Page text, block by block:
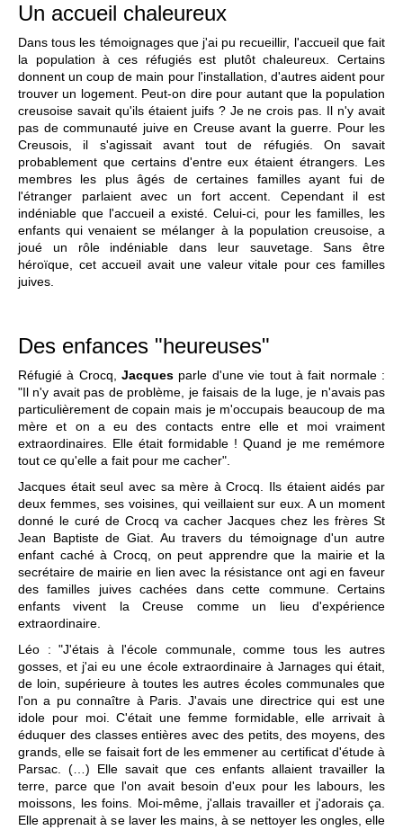
Un accueil chaleureux
Dans tous les témoignages que j'ai pu recueillir, l'accueil que fait
la population à ces réfugiés est plutôt chaleureux. Certains
donnent un coup de main pour l'installation, d'autres aident pour
trouver un logement. Peut-on dire pour autant que la population
creusoise savait qu'ils étaient juifs ? Je ne crois pas. Il n'y avait
pas de communauté juive en Creuse avant la guerre. Pour les
Creusois, il s'agissait avant tout de réfugiés. On savait
probablement que certains d'entre eux étaient étrangers. Les
membres les plus âgés de certaines familles ayant fui de
l'étranger parlaient avec un fort accent. Cependant il est
indéniable que l'accueil a existé. Celui-ci, pour les familles, les
enfants qui venaient se mélanger à la population creusoise, a
joué un rôle indéniable dans leur sauvetage. Sans être
héroïque, cet accueil avait une valeur vitale pour ces familles
juives.
Des enfances "heureuses"
Réfugié à Crocq,Jacques parle d'une vie tout à fait normale :
"Il n'y avait pas de problème, je faisais de la luge, je n'avais pas
particulièrement de copain mais je m'occupais beaucoup de ma
mère et on a eu des contacts entre elle et moi vraiment
extraordinaires. Elle était formidable ! Quand je me remémore
tout ce qu'elle a fait pour me cacher".
Jacques était seul avec sa mère à Crocq. Ils étaient aidés par
deux femmes, ses voisines, qui veillaient sur eux. A un moment
donné le curé de Crocq va cacher Jacques chez les frères St
Jean Baptiste de Giat. Au travers du témoignage d'un autre
enfant caché à Crocq, on peut apprendre que la mairie et la
secrétaire de mairie en lien avec la résistance ont agi en faveur
des familles juives cachées dans cette commune. Certains
enfants vivent la Creuse comme un lieu d'expérience
extraordinaire.
Léo : "J'étais à l'école communale, comme tous les autres
gosses, et j'ai eu une école extraordinaire à Jarnages qui était,
de loin, supérieure à toutes les autres écoles communales que
l'on a pu connaître à Paris. J'avais une directrice qui est une
idole pour moi. C'était une femme formidable, elle arrivait à
éduquer des classes entières avec des petits, des moyens, des
grands, elle se faisait fort de les emmener au certificat d'étude à
Parsac. (…) Elle savait que ces enfants allaient travailler la
terre, parce que l'on avait besoin d'eux pour les labours, les
moissons, les foins. Moi-même, j'allais travailler et j'adorais ça.
Elle apprenait à se laver les mains, à se nettoyer les ongles, elle